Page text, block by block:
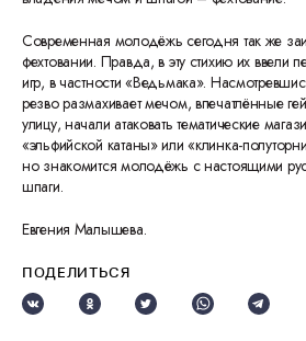
Современная молодёжь сегодня так же
фехтовании. Правда, в эту стихию их ввели
игр, в частности «Ведьмака».
резво размахивает мечом, впечатлённые
улицу, начали атаковать тематические
«эльфийской катаны» или «клинка-
но знакомится молодёжь с настоящими
шпаги.
Евгения Малышева.
ПОДЕЛИТЬСЯ